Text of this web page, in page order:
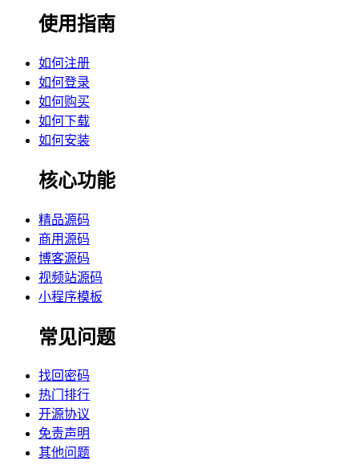
使用指南
如何注册
如何登录
如何购买
如何下载
如何安装
核心功能
精品源码
商用源码
博客源码
视频站源码
小程序模板
常见问题
找回密码
热门排行
开源协议
免责声明
其他问题